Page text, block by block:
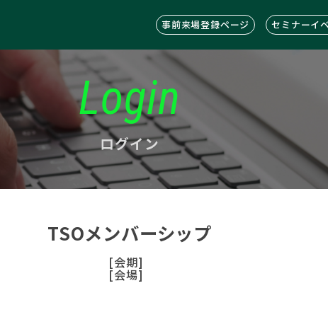
事前来場登録ページ セミナーイ
Login
ログイン
TSOメンバーシップ
[会期]
[会場]